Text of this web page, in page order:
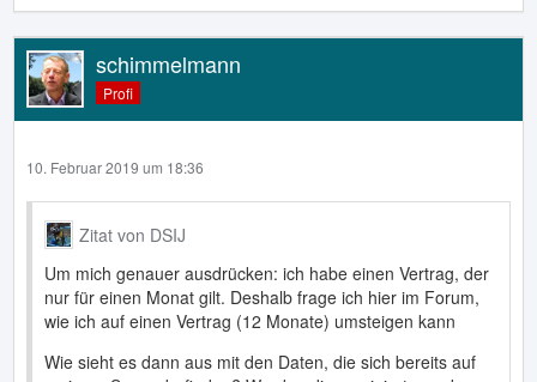
schimmelmann
Profi
10. Februar 2019 um 18:36
Zitat von DSIJ
Um mich genauer ausdrücken: ich habe einen Vertrag, der
nur für einen Monat gilt. Deshalb frage ich hier im Forum,
wie ich auf einen Vertrag (12 Monate) umsteigen kann
Wie sieht es dann aus mit den Daten, die sich bereits auf